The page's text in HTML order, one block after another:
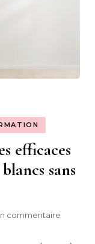
efficaces
sans
commentairesur